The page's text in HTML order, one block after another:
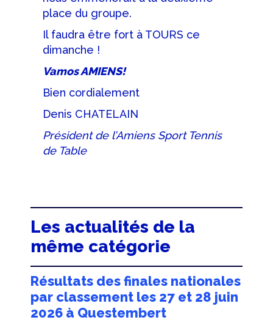
place du groupe.
Il faudra être fort à TOURS ce
dimanche !
Vamos AMIENS!
Bien cordialement
Denis CHATELAIN
Président de l’Amiens Sport Tennis
de Table
Les actualités de la
même catégorie
Résultats des finales nationales
par classement les 27 et 28 juin
2026 à Questembert